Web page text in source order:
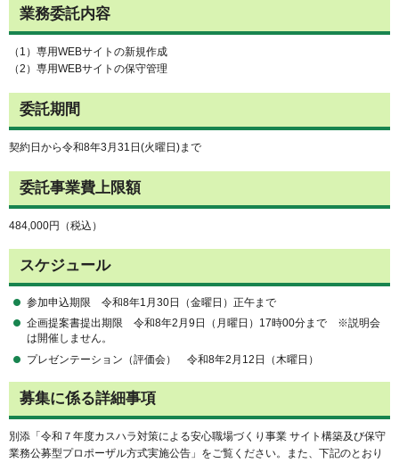
業務委託内容
（1）専用WEBサイトの新規作成
（2）専用WEBサイトの保守管理
委託期間
契約日から令和8年3月31日(火曜日)まで
委託事業費上限額
484,000円（税込）
スケジュール
参加申込期限 令和8年1月30日（金曜日）正午まで
企画提案書提出期限 令和8年2月9日（月曜日）17時00分まで ※説明会
は開催しません。
プレゼンテーション（評価会） 令和8年2月12日（木曜日）
募集に係る詳細事項
別添「令和７年度カスハラ対策による安心職場づくり事業 サイト構築及び保守
業務公募型プロポーザル方式実施公告」をご覧ください。また、下記のとおり